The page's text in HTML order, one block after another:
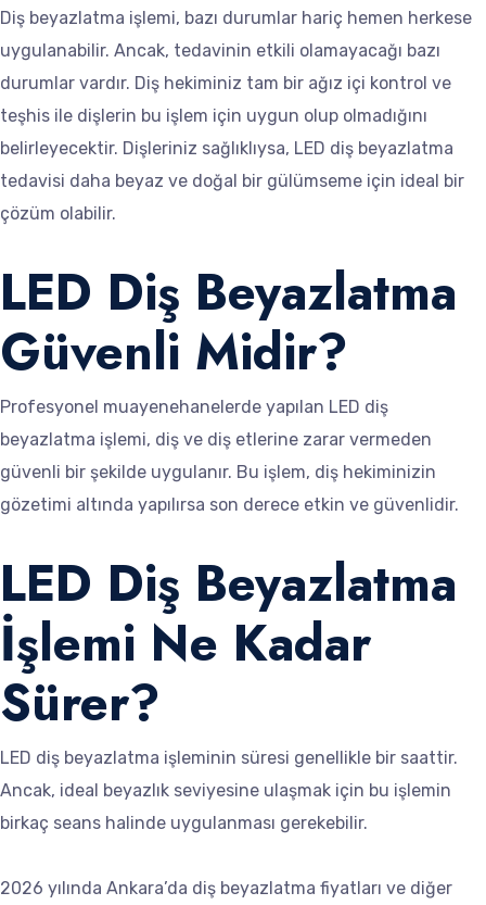
Diş beyazlatma işlemi, bazı durumlar hariç hemen herkese
uygulanabilir. Ancak, tedavinin etkili olamayacağı bazı
durumlar vardır. Diş hekiminiz tam bir ağız içi kontrol ve
teşhis ile dişlerin bu işlem için uygun olup olmadığını
belirleyecektir. Dişleriniz sağlıklıysa, LED diş beyazlatma
tedavisi daha beyaz ve doğal bir gülümseme için ideal bir
çözüm olabilir.
LED Diş Beyazlatma
Güvenli Midir?
Profesyonel muayenehanelerde yapılan LED diş
beyazlatma işlemi, diş ve diş etlerine zarar vermeden
güvenli bir şekilde uygulanır. Bu işlem, diş hekiminizin
gözetimi altında yapılırsa son derece etkin ve güvenlidir.
LED Diş Beyazlatma
İşlemi Ne Kadar
Sürer?
LED diş beyazlatma işleminin süresi genellikle bir saattir.
Ancak, ideal beyazlık seviyesine ulaşmak için bu işlemin
birkaç seans halinde uygulanması gerekebilir.
2026 yılında Ankara’da diş beyazlatma fiyatları ve diğer